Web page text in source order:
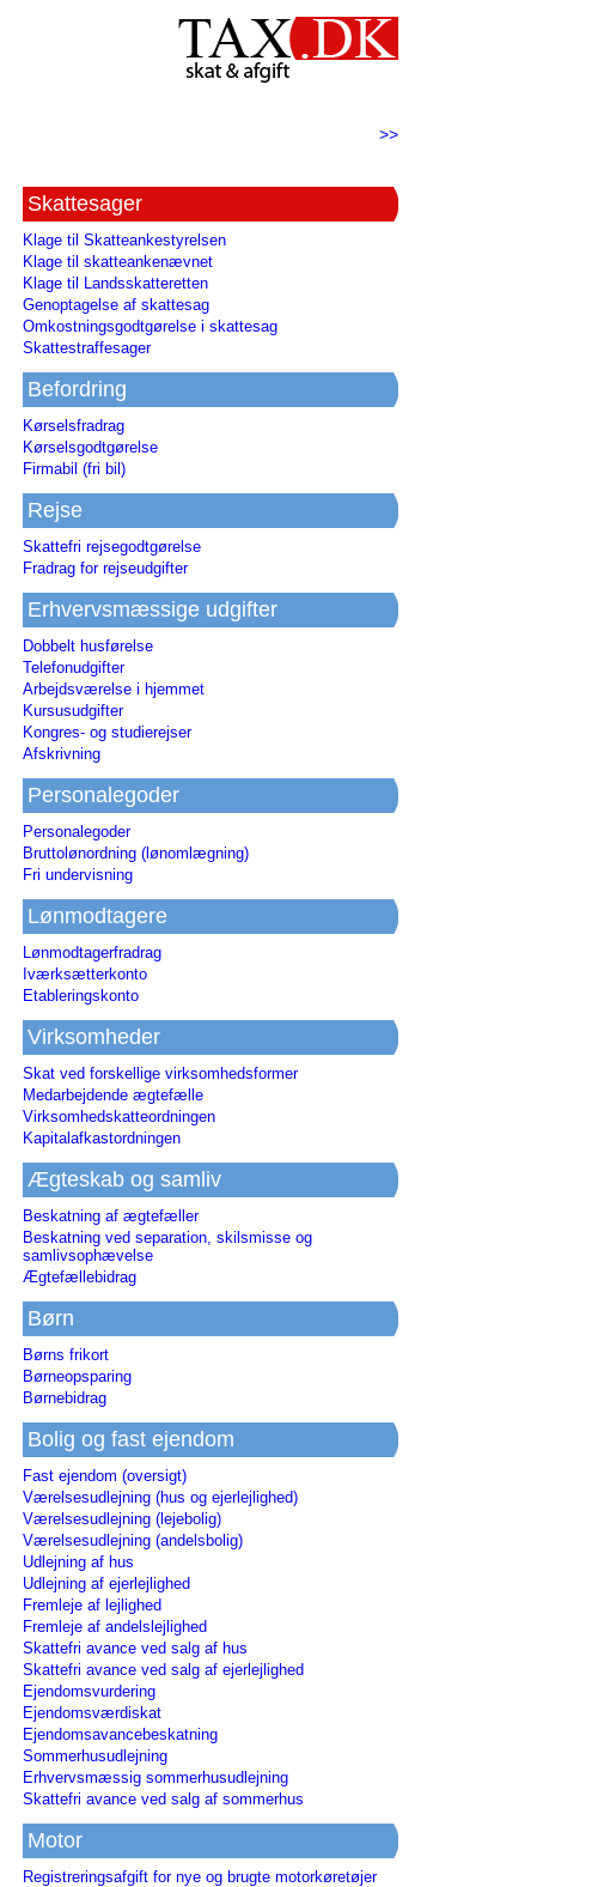
>>
Skattesager
Klage til Skatteankestyrelsen
Klage til skatteankenævnet
Klage til Landsskatteretten
Genoptagelse af skattesag
Omkostningsgodtgørelse i skattesag
Skattestraffesager
Befordring
Kørselsfradrag
Kørselsgodtgørelse
Firmabil (fri bil)
Rejse
Skattefri rejsegodtgørelse
Fradrag for rejseudgifter
Erhvervsmæssige udgifter
Dobbelt husførelse
Telefonudgifter
Arbejdsværelse i hjemmet
Kursusudgifter
Kongres- og studierejser
Afskrivning
Personalegoder
Personalegoder
Bruttolønordning (lønomlægning)
Fri undervisning
Lønmodtagere
Lønmodtagerfradrag
Iværksætterkonto
Etableringskonto
Virksomheder
Skat ved forskellige virksomhedsformer
Medarbejdende ægtefælle
Virksomhedskatteordningen
Kapitalafkastordningen
Ægteskab og samliv
Beskatning af ægtefæller
Beskatning ved separation, skilsmisse og
samlivsophævelse
Ægtefællebidrag
Børn
Børns frikort
Børneopsparing
Børnebidrag
Bolig og fast ejendom
Fast ejendom (oversigt)
Værelsesudlejning (hus og ejerlejlighed)
Værelsesudlejning (lejebolig)
Værelsesudlejning (andelsbolig)
Udlejning af hus
Udlejning af ejerlejlighed
Fremleje af lejlighed
Fremleje af andelslejlighed
Skattefri avance ved salg af hus
Skattefri avance ved salg af ejerlejlighed
Ejendomsvurdering
Ejendomsværdiskat
Ejendomsavancebeskatning
Sommerhusudlejning
Erhvervsmæssig sommerhusudlejning
Skattefri avance ved salg af sommerhus
Motor
Registreringsafgift for nye og brugte motorkøretøjer